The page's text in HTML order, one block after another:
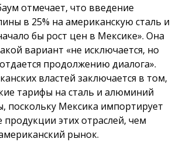
отмечает, что введение
в 25% на американскую сталь и
бы рост цен в Мексике». Она
вариант «не исключается, но
продолжению диалога».
властей заключается в том,
тарифы на сталь и алюминий
поскольку Мексика импортирует
этих отраслей, чем
рынок.